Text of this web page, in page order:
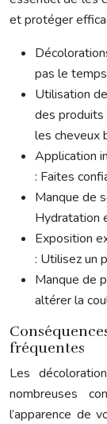
et protéger
pas le
Utilisation
des produits
les cheveux
Application
: Faites
Manque de
Hydratation
Exposition
: Utilisez un
Manque de
altérer la
fréquentes
Les
nombreuses
l’apparence de